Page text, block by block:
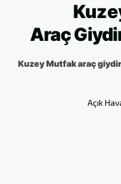
Araç
Kuzey Mutfak araç
Açık